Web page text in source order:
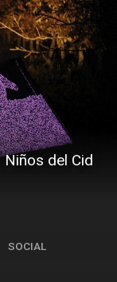
del Cid
SOCIAL